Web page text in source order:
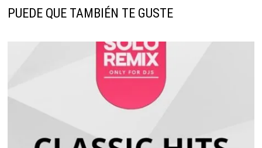
PUEDE QUE TAMBIÉN TE GUSTE